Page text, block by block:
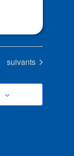
Évènements
suivants